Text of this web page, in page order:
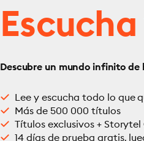
Descubre un mundo infinito de
Lee y escucha todo lo que
Más de 500 000 títulos
Títulos exclusivos +
14 días de prueba gratis,